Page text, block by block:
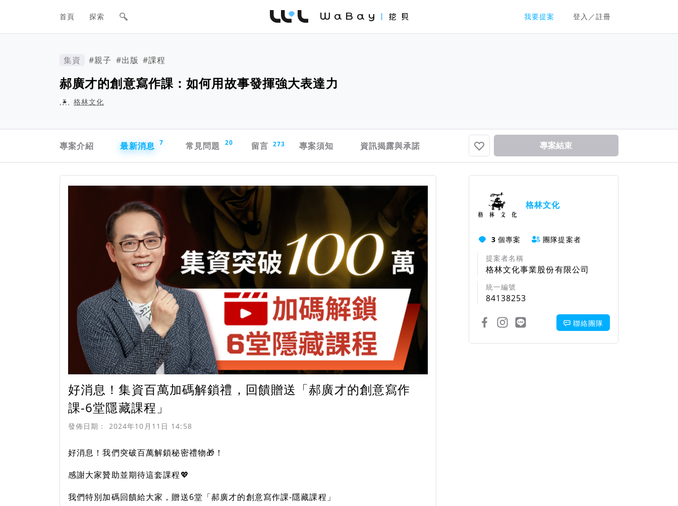
網站主要導航欄
首頁 探索 我要提案 登入／註冊
WaBay 挖貝 | 台灣最值得信賴的群眾集資 / 群眾募資平台
集資 #親子 #出版 #課程
郝廣才的創意寫作課：如何用故事發揮強大表達力
格林文化
專案介紹
最新消息 7 常見問題 20 留言 273 專案須知 資訊揭露與承諾 專案結束
好消息！集資百萬加碼解鎖禮，回饋贈送「郝廣才的創意寫作
課-6堂隱藏課程」
發佈日期： 2024年10月11日 14:58
好消息！我們突破百萬解鎖秘密禮物🎁！
感謝大家贊助並期待這套課程💖
我們特別加碼回饋給大家，贈送6堂「郝廣才的創意寫作課-隱藏課程」
格林文化
3 個專案
團隊提案者
提案者名稱
格林文化事業股份有限公司
統一編號
84138253
聯絡團隊